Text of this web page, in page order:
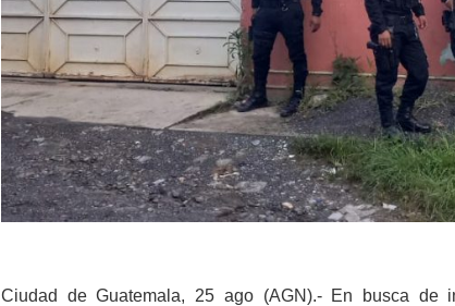
Ciudad de Guatemala, 25 ago (AGN).- En busca de